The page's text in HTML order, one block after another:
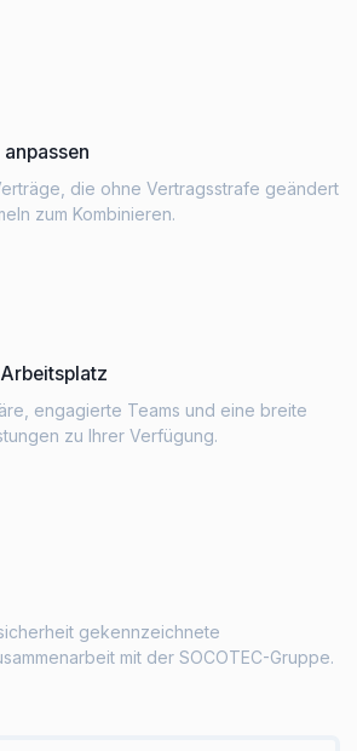
die ohne Vertragsstrafe geändert
zum Kombinieren.
engagierte Teams und eine breite
zu Ihrer Verfügung.
gekennzeichnete
mit der SOCOTEC-Gruppe.